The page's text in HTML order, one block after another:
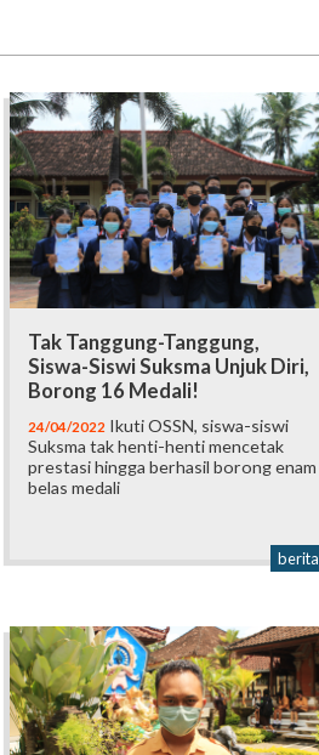
Tak Tanggung-Tanggung,
Siswa-Siswi Suksma Unjuk Diri,
Borong 16 Medali!
24/04/2022 Ikuti OSSN, siswa-siswi
Suksma tak henti-henti mencetak
prestasi hingga berhasil borong enam
belas medali
berita